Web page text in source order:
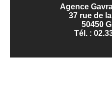
Agence
37 rue de
50450
Tél. :